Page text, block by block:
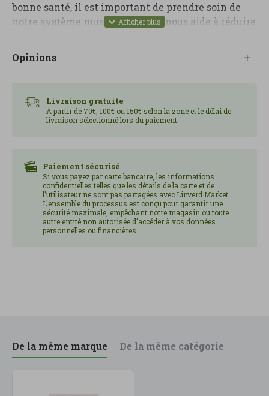
Livraison gratuite
À partir de 70€, 100€ ou 150€ selon la zone et le délai de
livraison sélectionné lors du paiement.
Paiement sécurisé
Si vous payez par carte bancaire, les informations
confidentielles telles que les détails de la carte et de
l'utilisateur ne sont pas partagées avec Linverd Market.
L'ensemble du processus est conçu pour garantir une
sécurité maximale, empêchant notre magasin ou toute
autre entité non autorisée d'accéder à vos données
personnelles ou financières.
bonne santé, il est important de prendre soin de
notre système musculaire. Cela nous aide à réduire
Opinions
De la même marque De la même catégorie